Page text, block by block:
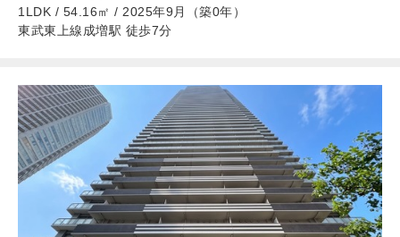
1LDK / 54.16㎡ / 2025年9月（築0年）
東武東上線成増駅 徒歩7分